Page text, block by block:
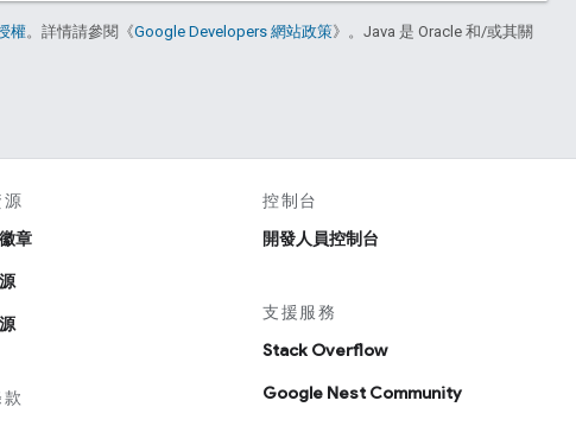
權。詳情請參閱《Google Developers 網站政策》。Java 是 Oracle 和/或其關
章
控制台
開發人員控制台
支援服務
Stack Overflow
Google Nest Community